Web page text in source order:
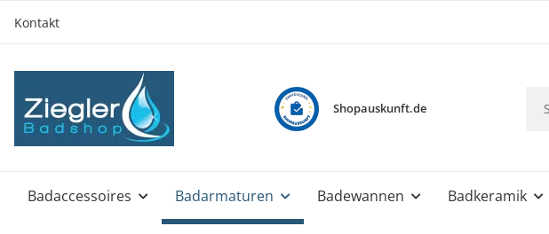
Kontakt
Shopauskunft.de
Badaccessoires Badarmaturen Badewannen Badkeramik